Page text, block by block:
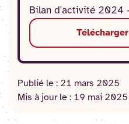
Bilan d'activité 2024
Publié le : 21 mars 2025
Mis à jour le : 19 mai 2025